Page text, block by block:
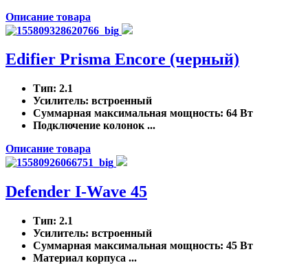
Описание товара
Edifier Prisma Encore (черный)
Тип: 2.1
Усилитель: встроенный
Суммарная максимальная мощность: 64 Вт
Подключение колонок ...
Описание товара
Defender I-Wave 45
Тип: 2.1
Усилитель: встроенный
Суммарная максимальная мощность: 45 Вт
Материал корпуса ...